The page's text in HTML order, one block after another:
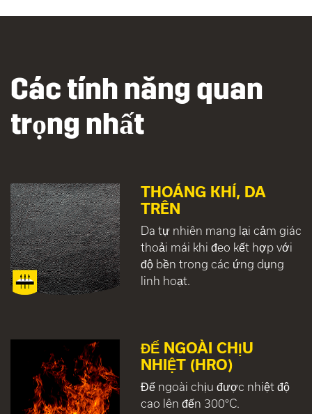
Các tính năng quan
trọng nhất
THOÁNG KHÍ, DA
TRÊN
Da tự nhiên mang lại cảm giác
thoải mái khi đeo kết hợp với
độ bền trong các ứng dụng
linh hoạt.
ĐẾ NGOÀI CHỊU
NHIỆT (HRO)
Đế ngoài chịu được nhiệt độ
cao lên đến 300°C.